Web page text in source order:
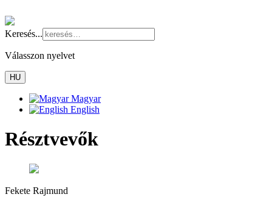
Keresés...
Válasszon nyelvet
HU
Magyar
English
Résztvevők
Fekete Rajmund